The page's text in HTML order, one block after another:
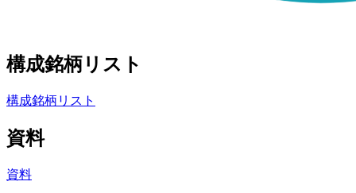
構成銘柄リスト
構成銘柄リスト
資料
資料